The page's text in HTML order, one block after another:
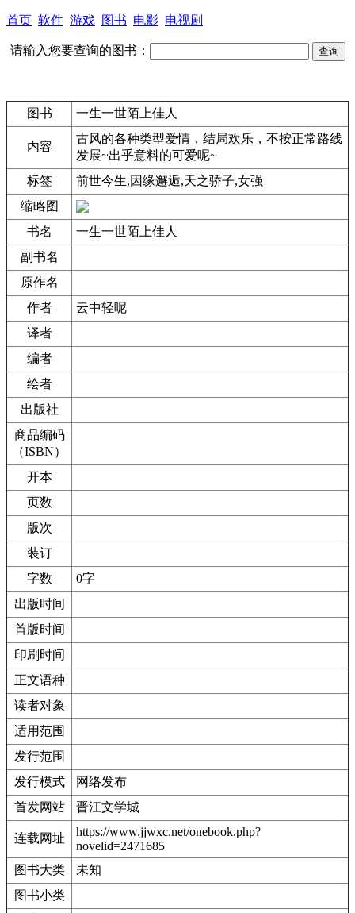
首页 软件 游戏 图书 电影 电视剧
请输入您要查询的图书：
图书 一生一世陌上佳人
内容
古风的各种类型爱情，结局欢乐，不按正常路线
发展~出乎意料的可爱呢~
标签
前世今生,因缘邂逅,天之骄子,女强
缩略图
书名
一生一世陌上佳人
副书名
原作名
作者
云中轻呢
译者
编者
绘者
出版社
商品编码
（ISBN）
开本
页数
版次
装订
字数
0字
出版时间
首版时间
印刷时间
正文语种
读者对象
适用范围
发行范围
发行模式
网络发布
首发网站
晋江文学城
连载网址
https://www.jjwxc.net/onebook.php?
novelid=2471685
图书大类
未知
图书小类